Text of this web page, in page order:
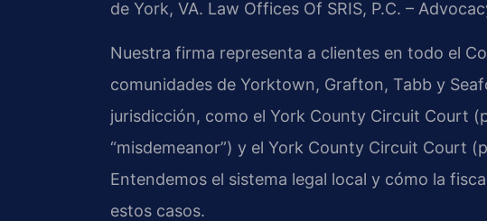
de York, VA. Law Offices Of SRIS, P.C. –
Nuestra firma representa a clientes en todo el
comunidades de Yorktown, Grafton, Tabb y
jurisdicción, como el York County Circuit Court
“misdemeanor”) y el York County Circuit Court
Entendemos el sistema legal local y cómo la
estos casos.